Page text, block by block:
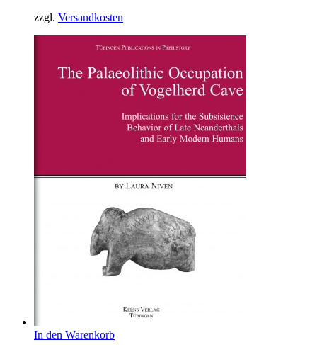
zzgl. Versandkosten
In den Warenkorb